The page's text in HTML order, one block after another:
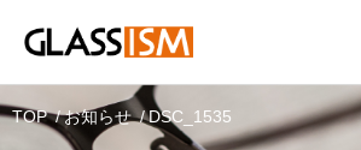
TOP お知らせ DSC_1535